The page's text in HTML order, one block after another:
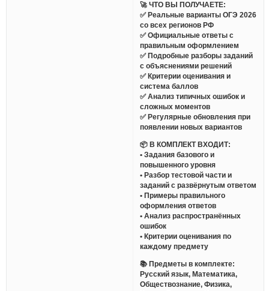
🚀 ЧТО ВЫ ПОЛУЧАЕТЕ:
✅ Реальные варианты ОГЭ 2026
со всех регионов РФ
✅ Официальные ответы с
правильным оформлением
✅ Подробные разборы заданий
с объяснениями решений
✅ Критерии оценивания и
система баллов
✅ Анализ типичных ошибок и
сложных моментов
✅ Регулярные обновления при
появлении новых вариантов
📦 В КОМПЛЕКТ ВХОДИТ:
• Задания базового и
повышенного уровня
• Разбор тестовой части и
заданий с развёрнутым ответом
• Примеры правильного
оформления ответов
• Анализ распространённых
ошибок
• Критерии оценивания по
каждому предмету
📚 Предметы в комплекте:
Русский язык, Математика,
Обществознание, Физика,